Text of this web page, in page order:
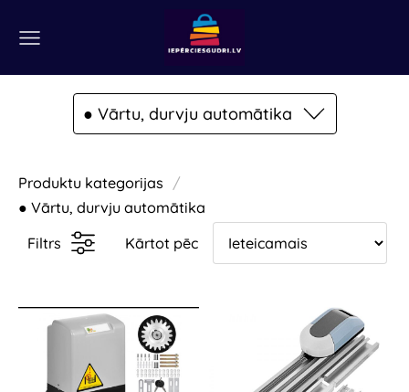
● Vārtu, durvju automātika
Produktu kategorijas
● Vārtu, durvju automātika
Filtrs
Kārtot pēc